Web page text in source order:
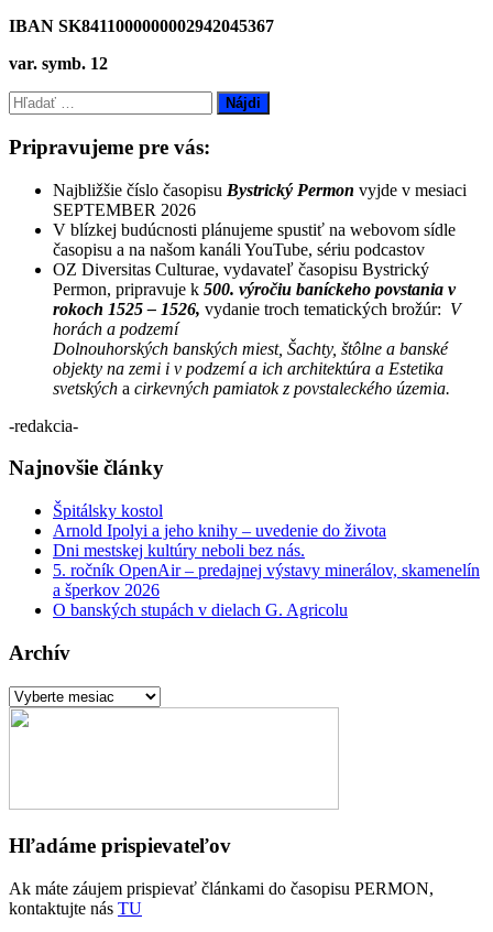
IBAN SK8411000000002942045367
var. symb. 12
Hľadať:
Pripravujeme pre vás:
Najbližšie číslo časopisu Bystrický Permon vyjde v mesiaci
SEPTEMBER 2026
V blízkej budúcnosti plánujeme spustiť na webovom sídle
časopisu a na našom kanáli YouTube, sériu podcastov
OZ Diversitas Culturae, vydavateľ časopisu Bystrický
Permon, pripravuje k 500. výročiu baníckeho povstania v
rokoch 1525 – 1526, vydanie troch tematických brožúr: V
horách a podzemí
Dolnouhorských banských miest, Šachty, štôlne a banské
objekty na zemi i v podzemí a ich architektúra a Estetika
svetských a cirkevných pamiatok z povstaleckého územia.
-redakcia-
Najnovšie články
Špitálsky kostol
Arnold Ipolyi a jeho knihy – uvedenie do života
Dni mestskej kultúry neboli bez nás.
5. ročník OpenAir – predajnej výstavy minerálov, skamenelín
a šperkov 2026
O banských stupách v dielach G. Agricolu
Archív
Archív
Hľadáme prispievateľov
Ak máte záujem prispievať článkami do časopisu PERMON,
kontaktujte nás TU